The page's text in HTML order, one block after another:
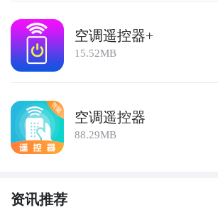
空调遥控器+
15.52MB
空调遥控器
88.29MB
资讯推荐